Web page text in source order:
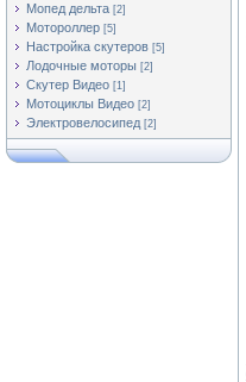
Мопед дельта [2]
Мотороллер [5]
Настройка скутеров [5]
Лодочные моторы [2]
Скутер Видео [1]
Мотоциклы Видео [2]
Электровелосипед [2]